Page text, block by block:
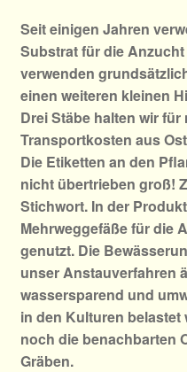
Seit einigen Jahren
Substrat für die
verwenden
einen weiteren kleinen
Drei Stäbe halten wir
Transportkosten aus
Die Etiketten an den
nicht übertrieben groß!
Stichwort. In der
Mehrweggefäße für die
genutzt. Die
unser Anstauverfahren
wassersparend und
in den Kulturen belastet
noch die benachbarten
Gräben.